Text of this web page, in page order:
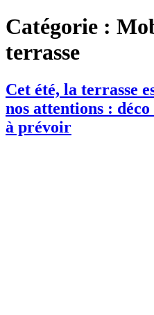
Catégorie :
terrasse
Cet été, la terrasse
nos attentions :
à prévoir